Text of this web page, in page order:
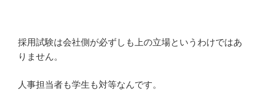
採用試験は会社側が必ずしも上の立場というわけではあ
りません。
人事担当者も学生も対等なんです。